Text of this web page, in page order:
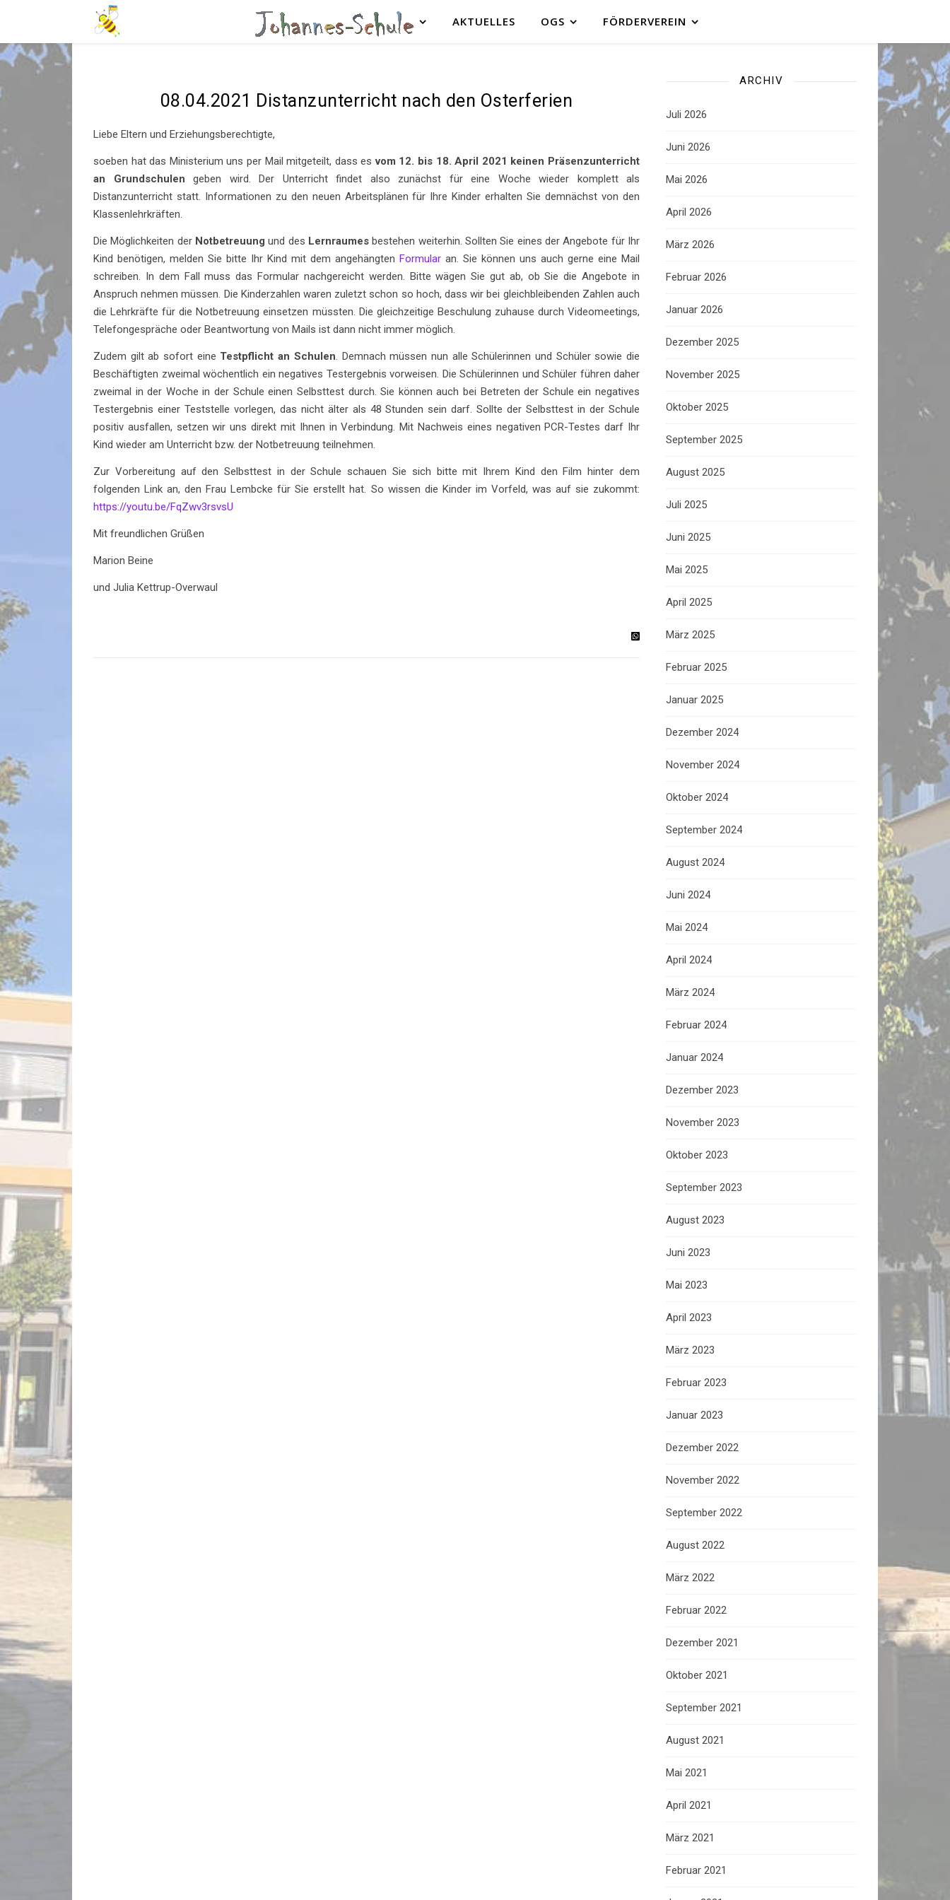
AKTUELLES OGS FÖRDERVEREIN
08.04.2021 Distanzunterricht nach den Osterferien
Liebe Eltern und Erziehungsberechtigte,
soeben hat das Ministerium uns per Mail mitgeteilt, dass esvom 12. bis 18. April 2021 keinen Präsenzunterricht
an Grundschulen geben wird. Der Unterricht findet also zunächst für eine Woche wieder komplett als
Distanzunterricht statt. Informationen zu den neuen Arbeitsplänen für Ihre Kinder erhalten Sie demnächst von den
Klassenlehrkräften.
Die Möglichkeiten der Notbetreuung und des Lernraumes bestehen weiterhin. Sollten Sie eines der Angebote für Ihr
Kind benötigen, melden Sie bitte Ihr Kind mit dem angehängten Formular an. Sie können uns auch gerne eine Mail
schreiben. In dem Fall muss das Formular nachgereicht werden. Bitte wägen Sie gut ab, ob Sie die Angebote in
Anspruch nehmen müssen. Die Kinderzahlen waren zuletzt schon so hoch, dass wir bei gleichbleibenden Zahlen auch
die Lehrkräfte für die Notbetreuung einsetzen müssten. Die gleichzeitige Beschulung zuhause durch Videomeetings,
Telefongespräche oder Beantwortung von Mails ist dann nicht immer möglich.
Zudem gilt ab sofort eine Testpflicht an Schulen. Demnach müssen nun alle Schülerinnen und Schüler sowie die
Beschäftigten zweimal wöchentlich ein negatives Testergebnis vorweisen. Die Schülerinnen und Schüler führen daher
zweimal in der Woche in der Schule einen Selbsttest durch. Sie können auch bei Betreten der Schule ein negatives
Testergebnis einer Teststelle vorlegen, das nicht älter als 48 Stunden sein darf. Sollte der Selbsttest in der Schule
positiv ausfallen, setzen wir uns direkt mit Ihnen in Verbindung. Mit Nachweis eines negativen PCR-Testes darf Ihr
Kind wieder am Unterricht bzw. der Notbetreuung teilnehmen.
Zur Vorbereitung auf den Selbsttest in der Schule schauen Sie sich bitte mit Ihrem Kind den Film hinter dem
folgenden Link an, den Frau Lembcke für Sie erstellt hat. So wissen die Kinder im Vorfeld, was auf sie zukommt:
https://youtu.be/FqZwv3rsvsU
Mit freundlichen Grüßen
Marion Beine
und Julia Kettrup-Overwaul
ARCHIV
Juli 2026
Juni 2026
Mai 2026
April 2026
März 2026
Februar 2026
Januar 2026
Dezember 2025
November 2025
Oktober 2025
September 2025
August 2025
Juli 2025
Juni 2025
Mai 2025
April 2025
März 2025
Februar 2025
Januar 2025
Dezember 2024
November 2024
Oktober 2024
September 2024
August 2024
Juni 2024
Mai 2024
April 2024
März 2024
Februar 2024
Januar 2024
Dezember 2023
November 2023
Oktober 2023
September 2023
August 2023
Juni 2023
Mai 2023
April 2023
März 2023
Februar 2023
Januar 2023
Dezember 2022
November 2022
September 2022
August 2022
März 2022
Februar 2022
Dezember 2021
Oktober 2021
September 2021
August 2021
Mai 2021
April 2021
März 2021
Februar 2021